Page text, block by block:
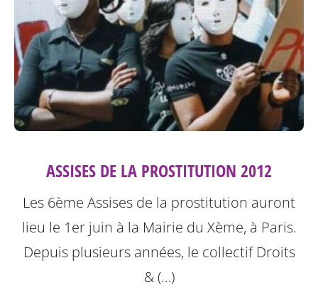
ASSISES DE LA PROSTITUTION 2012
Les 6ème Assises de la prostitution auront
lieu le 1er juin à la Mairie du Xème, à Paris.
Depuis plusieurs années, le collectif Droits
& (…)